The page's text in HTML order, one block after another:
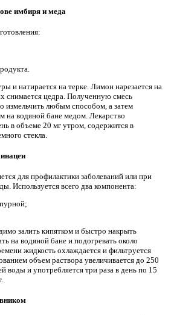
имбиря и меда
и натирается на терке. Лимон нарезается на
снимается цедра. Полученную смесь
измельчить любым способом, а затем
на водяной бане медом. Лекарство
в объеме 20 мг утром, содержится в
стекла.
для профилактики заболеваний или при
Используется всего два компонента:
залить кипятком и быстро накрыть
на водяной бане и подогревать около
жидкость охлаждается и фильтруется
объем раствора увеличивается до 250
и употребляется три раза в день по 15